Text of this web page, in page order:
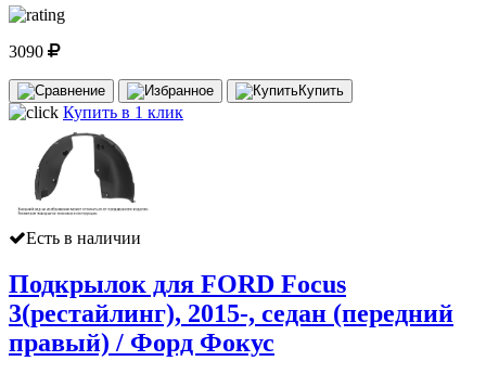
3090
Купить
Купить в 1 клик
Есть в наличии
Подкрылок для FORD Focus
3(рестайлинг), 2015-, седан (передний
правый) / Форд Фокус